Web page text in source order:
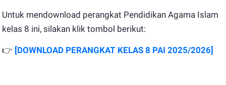
Untuk mendownload perangkat Pendidikan Agama Islam
kelas 8 ini, silakan klik tombol berikut:
👉 [DOWNLOAD PERANGKAT KELAS 8 PAI 2025/2026]